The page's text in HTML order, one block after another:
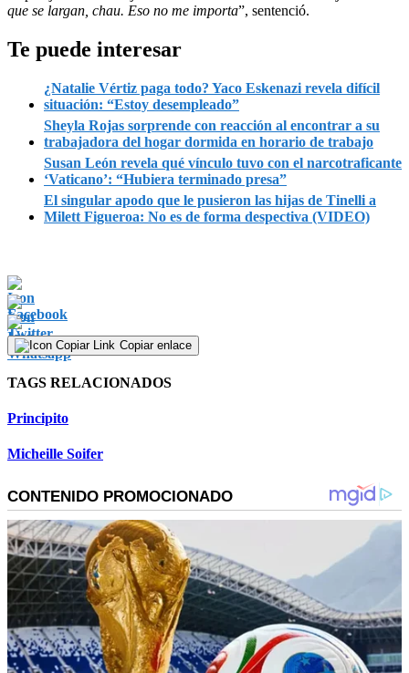
que se largan, chau. Eso no me importa”, sentenció.
Te puede interesar
¿Natalie Vértiz paga todo? Yaco Eskenazi revela difícil
situación: “Estoy desempleado”
Sheyla Rojas sorprende con reacción al encontrar a su
trabajadora del hogar dormida en horario de trabajo
Susan León revela qué vínculo tuvo con el narcotraficante
‘Vaticano’: “Hubiera terminado presa”
El singular apodo que le pusieron las hijas de Tinelli a
Milett Figueroa: No es de forma despectiva (VIDEO)
Copiar enlace
TAGS RELACIONADOS
Principito
Micheille Soifer